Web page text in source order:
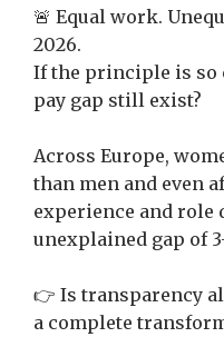
🚨 Equal work.
2026.
If the principle is so
pay gap still exist?
Across Europe,
than men and even
experience and role
unexplained gap of
👉 Is transparency
a complete